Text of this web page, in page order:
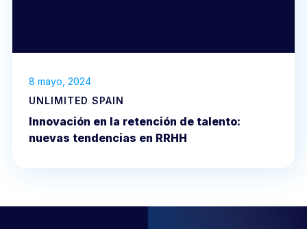
8 mayo, 2024
UNLIMITED SPAIN
Innovación en la retención de talento:
nuevas tendencias en RRHH